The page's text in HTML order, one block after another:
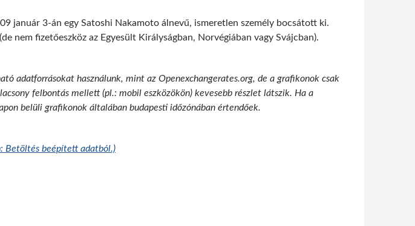
január 3-án egy Satoshi Nakamoto álnevű, ismeretlen személy bocsátott ki.
nem fizetőeszköz az Egyesült Királyságban, Norvégiában vagy Svájcban).
adatforrásokat használunk, mint az Openexchangerates.org, de a grafikonok csak
felbontás mellett (pl.: mobil eszközökön) kevesebb részlet látszik. Ha a
belüli grafikonok általában budapesti időzónában értendőek.
Betöltés beépített adatból.)